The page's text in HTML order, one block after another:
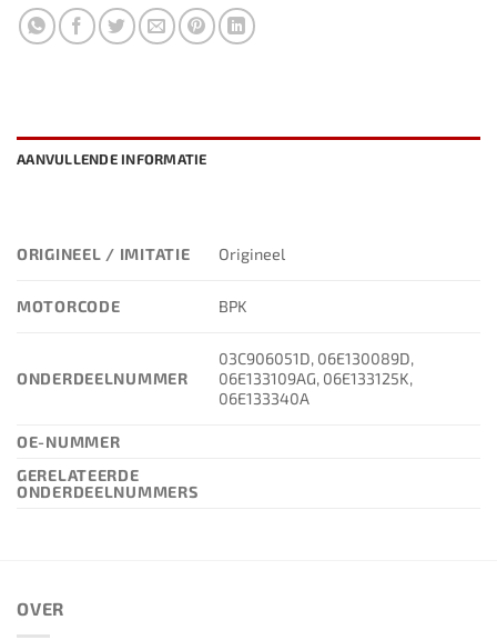
AANVULLENDE INFORMATIE
ORIGINEEL / IMITATIE Origineel
MOTORCODE BPK
ONDERDEELNUMMER
03C906051D, 06E130089D,
06E133109AG, 06E133125K,
06E133340A
OE-NUMMER
GERELATEERDE
ONDERDEELNUMMERS
OVER